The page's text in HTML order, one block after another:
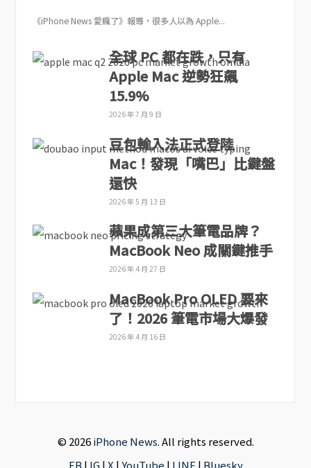
《iPhone News 愛瘋了》報導，很多人以為 Apple...
全球 PC 都在跌，只有
Apple Mac 逆勢狂飆
15.9%
2026 年 7 月 9 日
豆包輸入法正式登陸
Mac！發現「嘴巴」比鍵盤
還快
2026 年 5 月 13 日
蘋果成第三大筆電品牌？
MacBook Neo 成關鍵推手
2026 年 4 月 27 日
MacBook Pro OLED 要來
了！2026 筆電市場大爆發
2026 年 4 月 16 日
© 2026iPhone News. All rights reserved.
FB | IG|X |YouTube | LINE | Bluesky